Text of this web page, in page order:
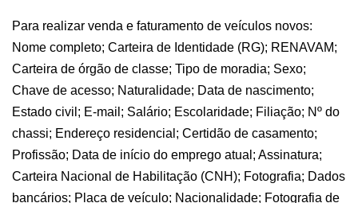
Para realizar venda e faturamento de veículos novos:
Nome completo; Carteira de Identidade (RG); RENAVAM;
Carteira de órgão de classe; Tipo de moradia; Sexo;
Chave de acesso; Naturalidade; Data de nascimento;
Estado civil; E-mail; Salário; Escolaridade; Filiação; Nº do
chassi; Endereço residencial; Certidão de casamento;
Profissão; Data de início do emprego atual; Assinatura;
Carteira Nacional de Habilitação (CNH); Fotografia; Dados
bancários; Placa de veículo; Nacionalidade; Fotografia de